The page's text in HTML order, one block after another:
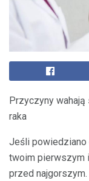
Przyczyny wahają
raka
Jeśli powiedziano
twoim pierwszym
przed najgorszym.